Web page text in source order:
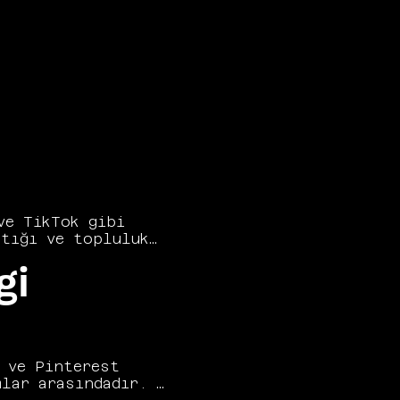
TikTok gibi
ve topluluk
sosyal
stratejinin
vadede
ve Pinterest
arasındadır.